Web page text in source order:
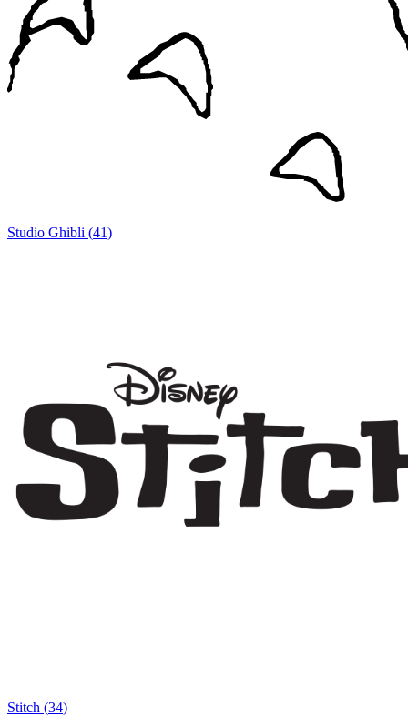
Studio Ghibli (41)
Stitch (34)